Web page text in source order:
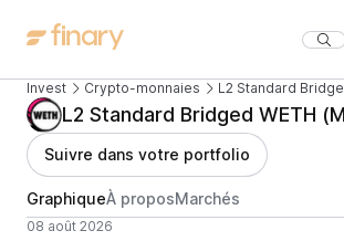
Invest Crypto-monnaies L2 Standard
L2 Standard Bridged WETH
Suivre dans votre portfolio
GraphiqueÀ proposMarchés
08 août 2026